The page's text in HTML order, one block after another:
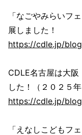
「なごやみらいフ
展しました！
https://cdle.jp/
CDLE名古屋は大阪
した！（２０２５年
https://cdle.jp/
「えなしこどもフ